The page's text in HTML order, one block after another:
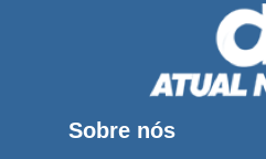
Sobre nós